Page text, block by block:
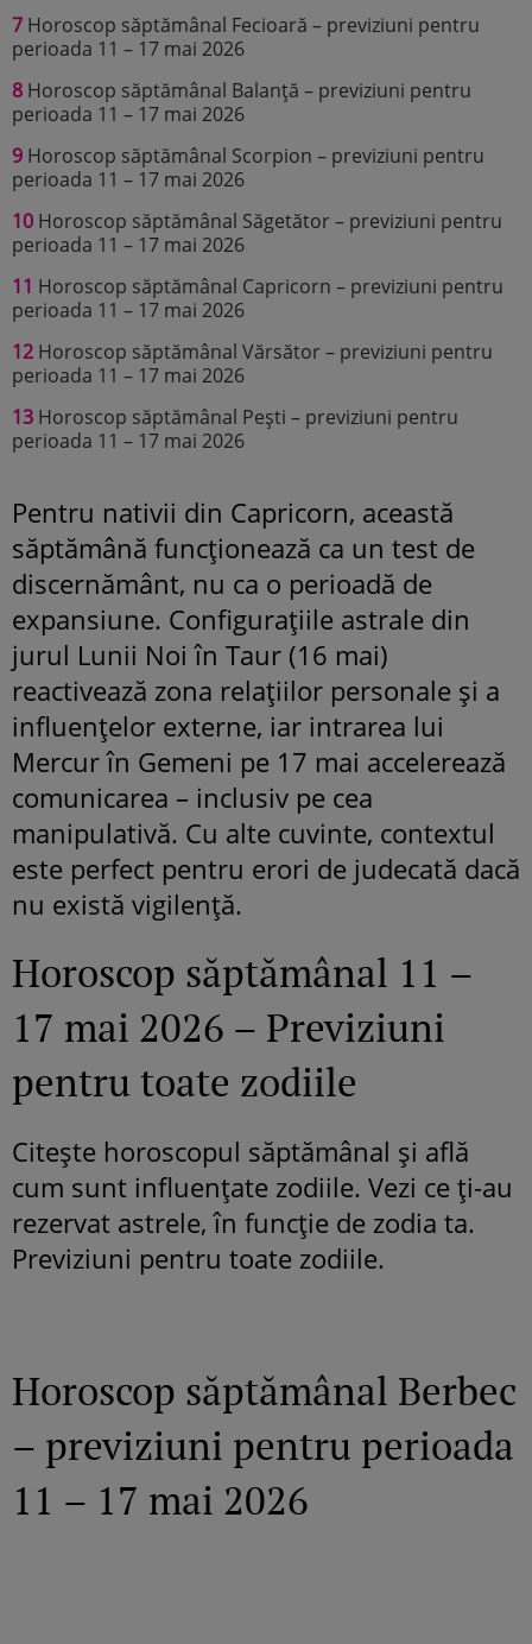
7 Horoscop săptămânal Fecioară – previziuni pentru
perioada 11 – 17 mai 2026
8 Horoscop săptămânal Balanță – previziuni pentru
perioada 11 – 17 mai 2026
9 Horoscop săptămânal Scorpion – previziuni pentru
perioada 11 – 17 mai 2026
10 Horoscop săptămânal Săgetător – previziuni pentru
perioada 11 – 17 mai 2026
11 Horoscop săptămânal Capricorn – previziuni pentru
perioada 11 – 17 mai 2026
12 Horoscop săptămânal Vărsător – previziuni pentru
perioada 11 – 17 mai 2026
13 Horoscop săptămânal Pești – previziuni pentru
perioada 11 – 17 mai 2026
Pentru nativii din Capricorn, această
săptămână funcționează ca un test de
discernământ, nu ca o perioadă de
expansiune. Configurațiile astrale din
jurul Lunii Noi în Taur (16 mai)
reactivează zona relațiilor personale și a
influențelor externe, iar intrarea lui
Mercur în Gemeni pe 17 mai accelerează
comunicarea – inclusiv pe cea
manipulativă. Cu alte cuvinte, contextul
este perfect pentru erori de judecată dacă
nu există vigilență.
Horoscop săptămânal 11 –
17 mai 2026 – Previziuni
pentru toate zodiile
Citește horoscopul săptămânal și află
cum sunt influențate zodiile. Vezi ce ți-au
rezervat astrele, în funcție de zodia ta.
Previziuni pentru toate zodiile.
Horoscop săptămânal Berbec
– previziuni pentru perioada
11 – 17 mai 2026